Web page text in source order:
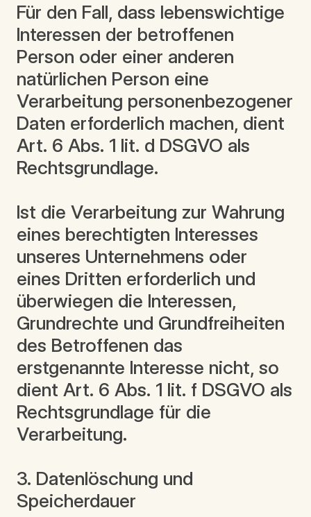
Für den Fall, dass lebenswichtige
Interessen der betroffenen
Person oder einer anderen
natürlichen Person eine
Verarbeitung personenbezogener
Daten erforderlich machen, dient
Art. 6 Abs. 1 lit. d DSGVO als
Rechtsgrundlage.
Ist die Verarbeitung zur Wahrung
eines berechtigten Interesses
unseres Unternehmens oder
eines Dritten erforderlich und
überwiegen die Interessen,
Grundrechte und Grundfreiheiten
des Betroffenen das
erstgenannte Interesse nicht, so
dient Art. 6 Abs. 1 lit. f DSGVO als
Rechtsgrundlage für die
Verarbeitung.
3. Datenlöschung und
Speicherdauer